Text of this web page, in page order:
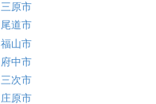
三原市
尾道市
福山市
府中市
三次市
庄原市